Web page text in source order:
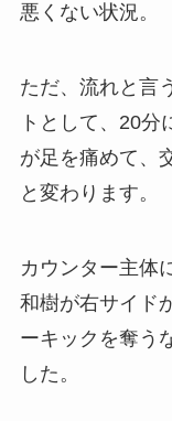
悪くない状況。
ただ、流れと言
トとして、20
が足を痛めて、
と変わります。
カウンター主体
和樹が右サイド
ーキックを奪う
した。